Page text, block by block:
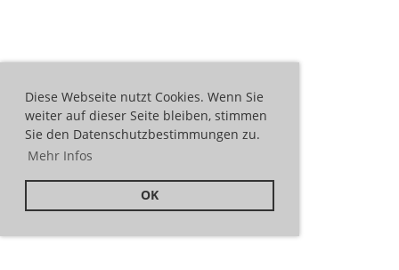
Diese Webseite nutzt Cookies. Wenn Sie
weiter auf dieser Seite bleiben, stimmen
Sie den Datenschutzbestimmungen zu.
Mehr Infos
OK